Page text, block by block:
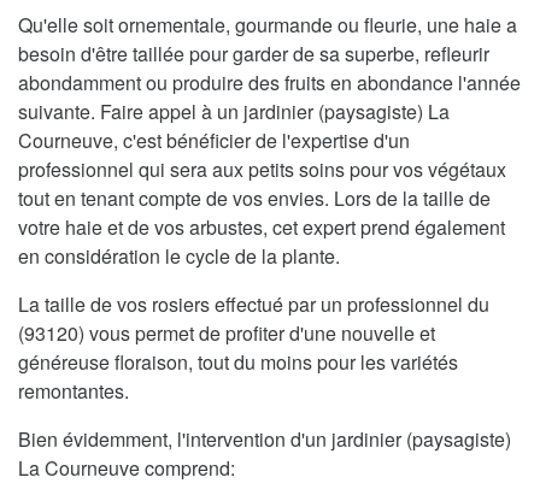
Qu'elle soit ornementale, gourmande ou fleurie, une haie a
besoin d'être taillée pour garder de sa superbe, refleurir
abondamment ou produire des fruits en abondance l'année
suivante. Faire appel à un jardinier (paysagiste) La
Courneuve, c'est bénéficier de l'expertise d'un
professionnel qui sera aux petits soins pour vos végétaux
tout en tenant compte de vos envies. Lors de la taille de
votre haie et de vos arbustes, cet expert prend également
en considération le cycle de la plante.
La taille de vos rosiers effectué par un professionnel du
(93120) vous permet de profiter d'une nouvelle et
généreuse floraison, tout du moins pour les variétés
remontantes.
Bien évidemment, l'intervention d'un jardinier (paysagiste)
La Courneuve comprend: